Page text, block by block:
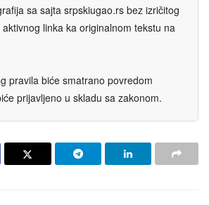
sa sajta srpskiugao.rs bez izričitog
linka ka originalnom tekstu na
pravila biće smatrano povredom
prijavljeno u skladu sa zakonom.